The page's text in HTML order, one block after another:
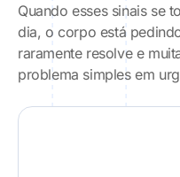
Quando esses sinais se
dia, o corpo está
raramente resolve e
problema simples em